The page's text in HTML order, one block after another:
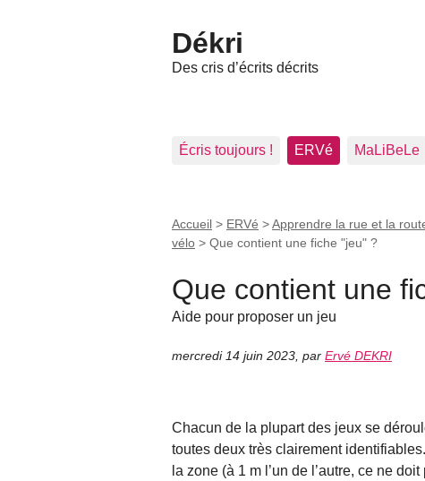
Dékri
Des cris d’écrits décrits
Écris toujours ! ERVé MaLiBeLe
Accueil > ERVé >Apprendre la rue et la
vélo > Que contient une fiche "jeu" ?
Que contient une
Aide pour proposer un jeu
mercredi 14 juin 2023 par Ervé DEKRI
Chacun de la plupart des jeux se
toutes deux très clairement
la zone (à 1 m l’un de l’autre, ce ne